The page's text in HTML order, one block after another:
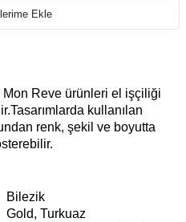
Ekle
Mon Reve ürünleri el işçiliği
kullanılan
renk, şekil ve boyutta
Bilezik
Gold, Turkuaz